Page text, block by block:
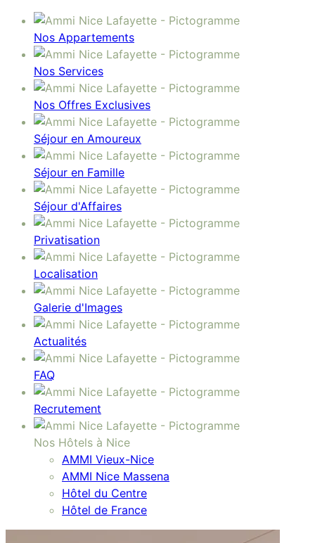
Nos Appartements
Nos Services
Nos Offres Exclusives
Séjour en Amoureux
Séjour en Famille
Séjour d'Affaires
Privatisation
Localisation
Galerie d'Images
Actualités
FAQ
Recrutement
Nos Hôtels à Nice
AMMI Vieux-Nice
AMMI Nice Massena
Hôtel du Centre
Hôtel de France